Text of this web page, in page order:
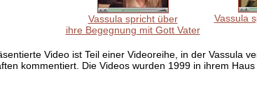
Vassula spricht über
ihre Begegnung mit Gott Vater
Vassula
Video ist Teil einer Videoreihe, in der Vassula
kommentiert. Die Videos wurden 1999 in ihrem